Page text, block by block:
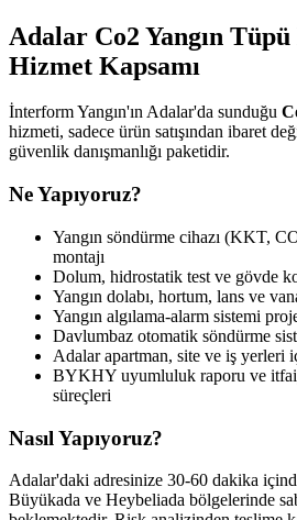
Adalar Co2 Yangın
Hizmet Kapsamı
İnterform Yangın'ın Adalar'da sunduğu
hizmeti, sadece ürün satışından ibaret
güvenlik danışmanlığı paketidir.
Ne Yapıyoruz?
Yangın söndürme cihazı (KKT,
montajı
Dolum, hidrostatik test ve gövde
Yangın dolabı, hortum, lans ve
Yangın algılama-alarm sistemi
Davlumbaz otomatik söndürme
Adalar apartman, site ve iş yerleri
BYKHY uyumluluk raporu ve
süreçleri
Nasıl Yapıyoruz?
Adalar'daki adresinize 30-60 dakika
Büyükada ve Heybeliada bölgelerinde